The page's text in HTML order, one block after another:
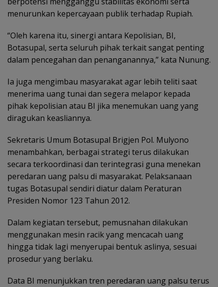
menurunkan kepercayaan publik terhadap Rupiah.
“Oleh karena itu, sinergi antara Kepolisian, BI,
Botasupal, serta seluruh pihak terkait sangat penting
dalam pencegahan dan penanganannya,” kata Nunung.
Ia juga mengimbau masyarakat agar lebih teliti saat
menerima uang tunai dan segera melapor kepada
pihak kepolisian atau BI jika menemukan uang yang
diragukan keasliannya.
Sekretaris Umum Botasupal Brigjen Pol. Mulyono
menambahkan, berbagai strategi terus dilakukan
secara terkoordinasi dan terintegrasi guna menekan
peredaran uang palsu di masyarakat. Pelaksanaan
tugas Botasupal sendiri diatur dalam Peraturan
Presiden Nomor 123 Tahun 2012.
Dalam kegiatan tersebut, pemusnahan dilakukan
menggunakan mesin racik yang mencacah uang
hingga tidak lagi menyerupai bentuk aslinya, sesuai
prosedur yang berlaku.
Data BI menunjukkan tren peredaran uang palsu terus